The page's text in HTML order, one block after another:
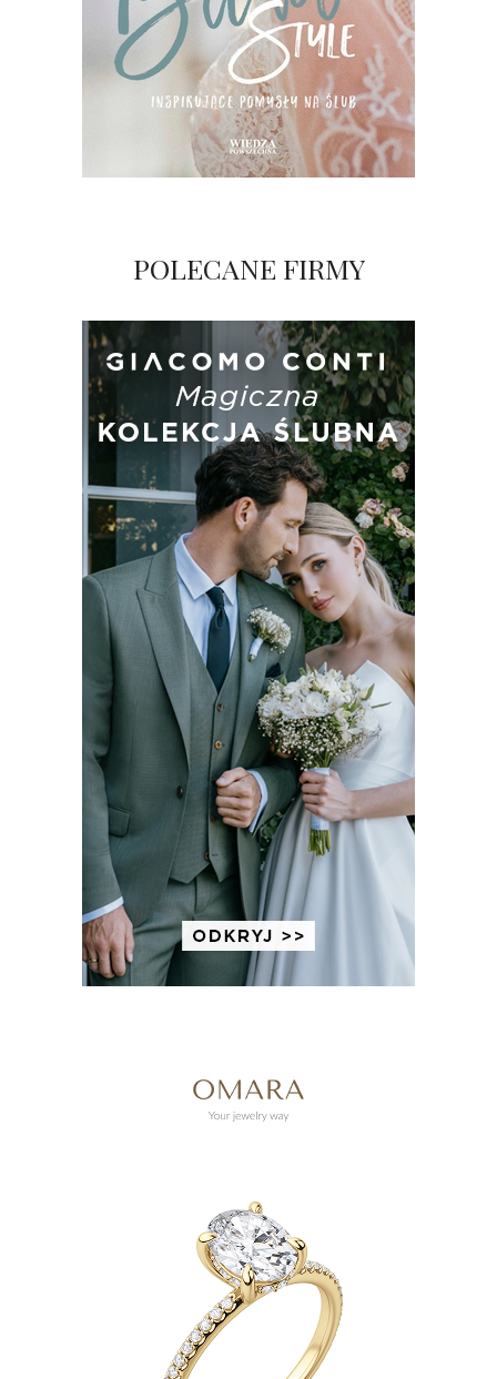
POLECANE FIRMY